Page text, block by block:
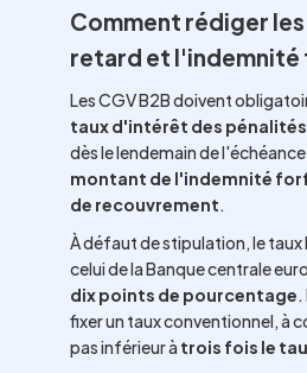
Comment rédiger
retard et
Les CGV B2B doivent
taux d'intérêt des
dès le lendemain de
montant de l'indemnité
de recouvrement.
À défaut de stipulation, le taux
celui de la Banque centrale
dix points de pourcentage
fixer un taux conventionnel, à
pas inférieur à trois fois le